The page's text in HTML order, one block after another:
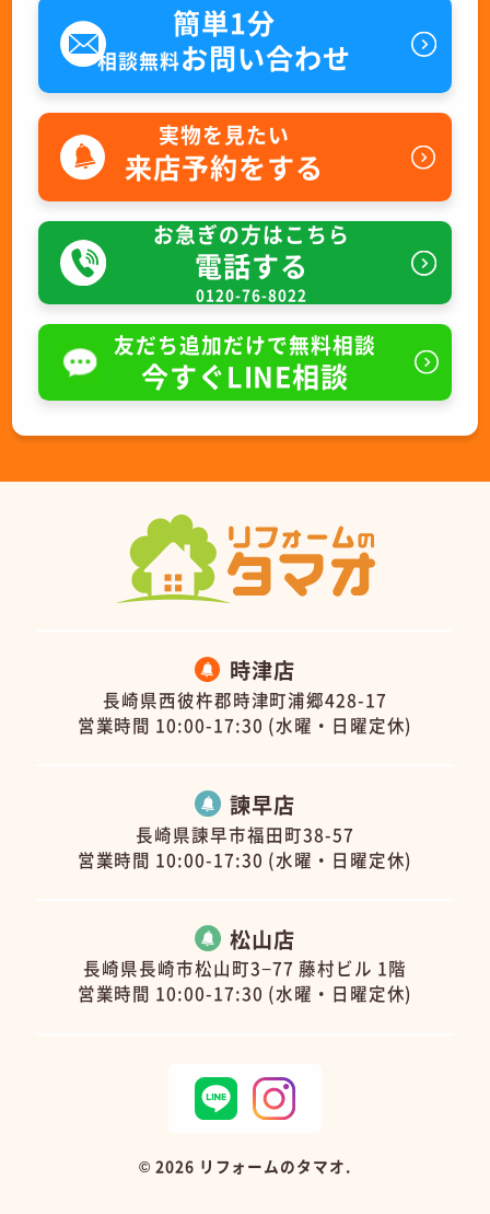
簡単1分
相談無料お問い合わせ
実物を見たい
来店予約をする
お急ぎの方はこちら
電話する
0120-76-8022
友だち追加だけで無料相談
今すぐLINE相談
時津店
長崎県西彼杵郡時津町浦郷428-17
営業時間 10:00-17:30 (水曜・日曜定休)
諫早店
長崎県諫早市福田町38-57
営業時間 10:00-17:30 (水曜・日曜定休)
松山店
長崎県長崎市松山町3−77 藤村ビル 1階
営業時間 10:00-17:30 (水曜・日曜定休)
© 2026 リフォームのタマオ.